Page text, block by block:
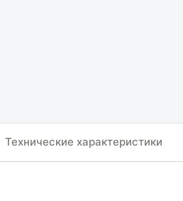
Технические характеристики